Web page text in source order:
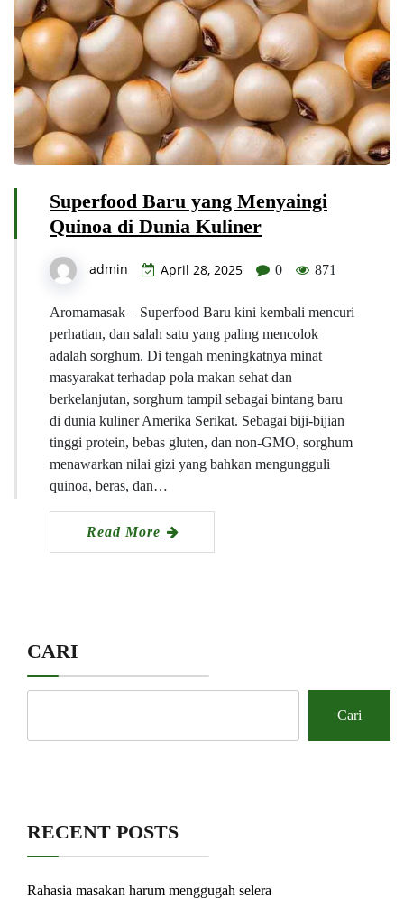
Superfood Baru yang Menyaingi
Quinoa di Dunia Kuliner
admin April 28, 2025 0 871
Aromamasak – Superfood Baru kini kembali mencuri
perhatian, dan salah satu yang paling mencolok
adalah sorghum. Di tengah meningkatnya minat
masyarakat terhadap pola makan sehat dan
berkelanjutan, sorghum tampil sebagai bintang baru
di dunia kuliner Amerika Serikat. Sebagai biji-bijian
tinggi protein, bebas gluten, dan non-GMO, sorghum
menawarkan nilai gizi yang bahkan mengungguli
quinoa, beras, dan…
Read More
CARI
Cari
RECENT POSTS
Rahasia masakan harum menggugah selera